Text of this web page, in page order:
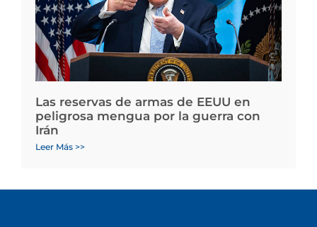
Las reservas de armas de EEUU en
peligrosa mengua por la guerra con
Irán
Leer Más >>